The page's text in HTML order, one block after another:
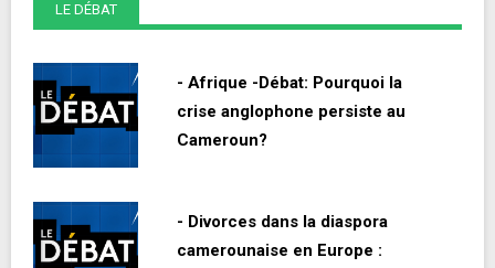
LE DÉBAT
- Afrique -Débat: Pourquoi la
crise anglophone persiste au
Cameroun?
- Divorces dans la diaspora
camerounaise en Europe :